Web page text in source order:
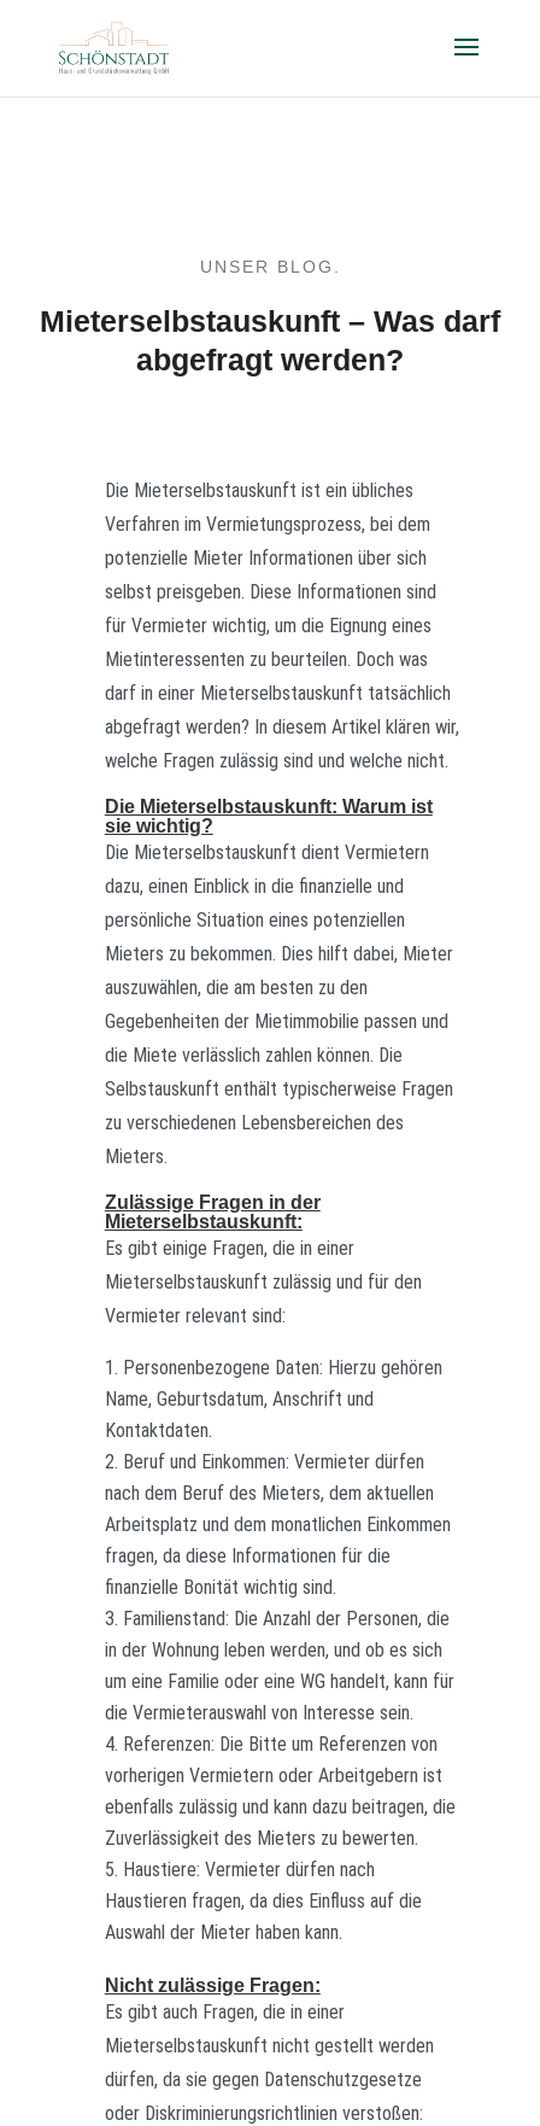
UNSER BLOG.
Mieterselbstauskunft – Was darf
abgefragt werden?
Die Mieterselbstauskunft ist ein übliches
Verfahren im Vermietungsprozess, bei dem
potenzielle Mieter Informationen über sich
selbst preisgeben. Diese Informationen sind
für Vermieter wichtig, um die Eignung eines
Mietinteressenten zu beurteilen. Doch was
darf in einer Mieterselbstauskunft tatsächlich
abgefragt werden? In diesem Artikel klären wir,
welche Fragen zulässig sind und welche nicht.
Die Mieterselbstauskunft: Warum ist
sie wichtig?
Die Mieterselbstauskunft dient Vermietern
dazu, einen Einblick in die finanzielle und
persönliche Situation eines potenziellen
Mieters zu bekommen. Dies hilft dabei, Mieter
auszuwählen, die am besten zu den
Gegebenheiten der Mietimmobilie passen und
die Miete verlässlich zahlen können. Die
Selbstauskunft enthält typischerweise Fragen
zu verschiedenen Lebensbereichen des
Mieters.
Zulässige Fragen in der
Mieterselbstauskunft:
Es gibt einige Fragen, die in einer
Mieterselbstauskunft zulässig und für den
Vermieter relevant sind:
Personenbezogene Daten: Hierzu gehören
Name, Geburtsdatum, Anschrift und
Kontaktdaten.
Beruf und Einkommen: Vermieter dürfen
nach dem Beruf des Mieters, dem aktuellen
Arbeitsplatz und dem monatlichen Einkommen
fragen, da diese Informationen für die
finanzielle Bonität wichtig sind.
Familienstand: Die Anzahl der Personen, die
in der Wohnung leben werden, und ob es sich
um eine Familie oder eine WG handelt, kann für
die Vermieterauswahl von Interesse sein.
Referenzen: Die Bitte um Referenzen von
vorherigen Vermietern oder Arbeitgebern ist
ebenfalls zulässig und kann dazu beitragen, die
Zuverlässigkeit des Mieters zu bewerten.
Haustiere: Vermieter dürfen nach
Haustieren fragen, da dies Einfluss auf die
Auswahl der Mieter haben kann.
Nicht zulässige Fragen:
Es gibt auch Fragen, die in einer
Mieterselbstauskunft nicht gestellt werden
dürfen, da sie gegen Datenschutzgesetze
oder Diskriminierungsrichtlinien verstoßen: